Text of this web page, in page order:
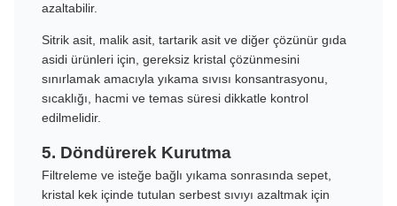
azaltabilir.
Sitrik asit, malik asit, tartarik asit ve diğer çözünür gıda
asidi ürünleri için, gereksiz kristal çözünmesini
sınırlamak amacıyla yıkama sıvısı konsantrasyonu,
sıcaklığı, hacmi ve temas süresi dikkatle kontrol
edilmelidir.
5. Döndürerek Kurutma
Filtreleme ve isteğe bağlı yıkama sonrasında sepet,
kristal kek içinde tutulan serbest sıvıyı azaltmak için